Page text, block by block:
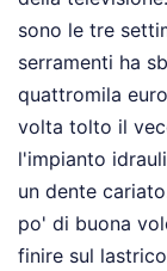
sono le tre
serramenti ha
quattromila
volta tolto il
l'impianto
un dente
po' di buona
finire sul